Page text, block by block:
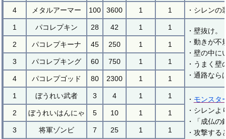
4 メタルアーマー 100 3600 1 1 ・シレン
1 パコレプキン 28 42 1 1
・壁抜け。
・動きが不
・壁の中
・うまく
・通路な
2 パコレプキーナ 45 250 1 1
3 パコレプキング 60 750 1 1
4 パコレプゴッド 80 2300 1 1
1 ぼうれい武者 3 4 1 1 ・ モンスタ
・シレンよ
・「成仏
・攻撃する
2 ぼうれいはんにゃ 5 10 1 1
3 将軍ゾンビ 7 25 1 1